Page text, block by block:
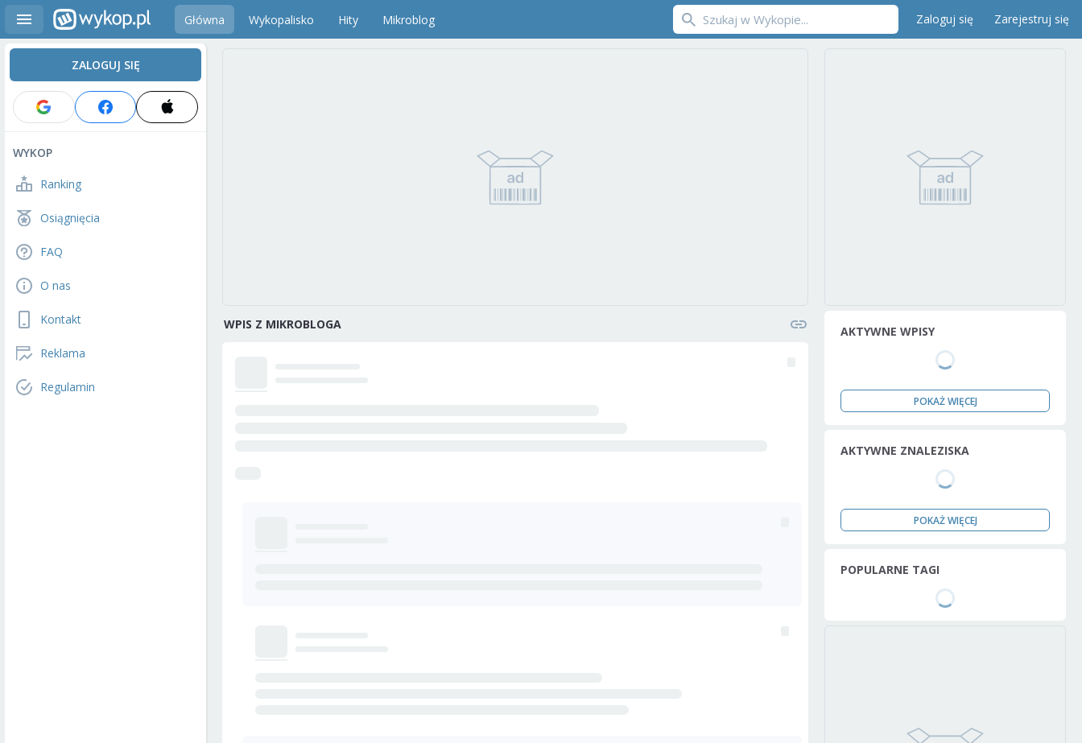
Główna Wykopalisko Hity Mikroblog Zaloguj się Zarejestruj się
ZALOGUJ SIĘ
WYKOP
Ranking
Osiągnięcia
FAQ
O nas
Kontakt
Reklama
Regulamin
WPIS Z MIKROBLOGA AKTYWNE WPISY
POKAŻ WIĘCEJ
AKTYWNE ZNALEZISKA
POKAŻ WIĘCEJ
POPULARNE TAGI